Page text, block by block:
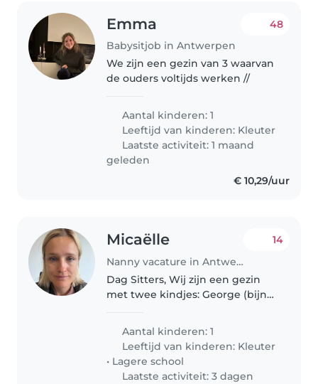
Emma
Babysitjob in Antwerpen
48
We zijn een gezin van 3 waarvan
de ouders voltijds werken //
Aantal kinderen: 1
Leeftijd van kinderen: Kleuter
Laatste activiteit: 1 maand
geleden
€ 10,29/uur
Micaëlle
Nanny vacature in Antwerpen
14
Dag Sitters, Wij zijn een gezin
met twee kindjes: George (bijna
een oppas die ons kan helpen
met de opvang na school voor
twee dagen in de week (samen..
Aantal kinderen: 1
Leeftijd van kinderen: Kleuter
• Lagere school
Laatste activiteit: 3 dagen